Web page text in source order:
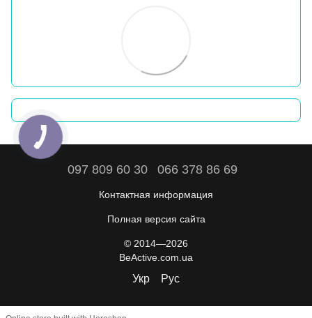
097 809 60 30 066 378 86 69
Контактная информация
Полная версия сайта
© 2014—2026
BeActive.com.ua
Укр Рус